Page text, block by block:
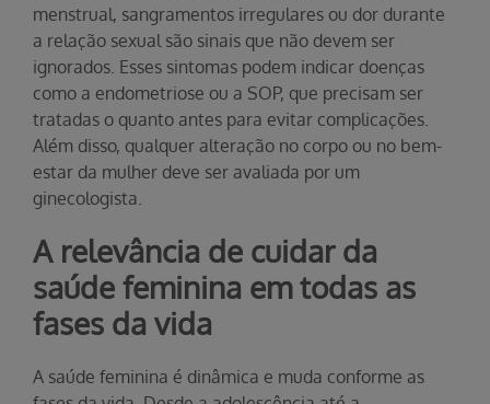
menstrual, sangramentos irregulares ou dor durante
a relação sexual são sinais que não devem ser
ignorados. Esses sintomas podem indicar doenças
como a endometriose ou a SOP, que precisam ser
tratadas o quanto antes para evitar complicações.
Além disso, qualquer alteração no corpo ou no bem-
estar da mulher deve ser avaliada por um
ginecologista.
A relevância de cuidar da
saúde feminina em todas as
fases da vida
A saúde feminina é dinâmica e muda conforme as